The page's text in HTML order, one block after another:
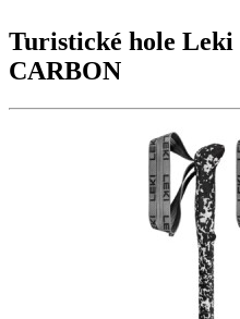
Turistické hole Leki
CARBON